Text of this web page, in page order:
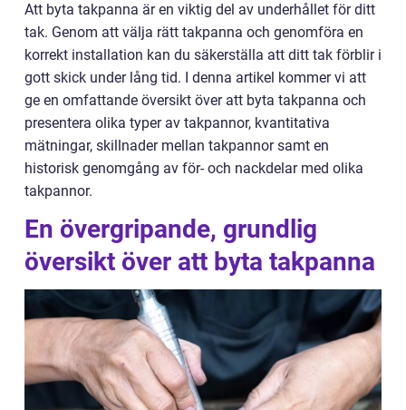
Att byta takpanna är en viktig del av underhållet för ditt
tak. Genom att välja rätt takpanna och genomföra en
korrekt installation kan du säkerställa att ditt tak förblir i
gott skick under lång tid. I denna artikel kommer vi att
ge en omfattande översikt över att byta takpanna och
presentera olika typer av takpannor, kvantitativa
mätningar, skillnader mellan takpannor samt en
historisk genomgång av för- och nackdelar med olika
takpannor.
En övergripande, grundlig
översikt över att byta takpanna